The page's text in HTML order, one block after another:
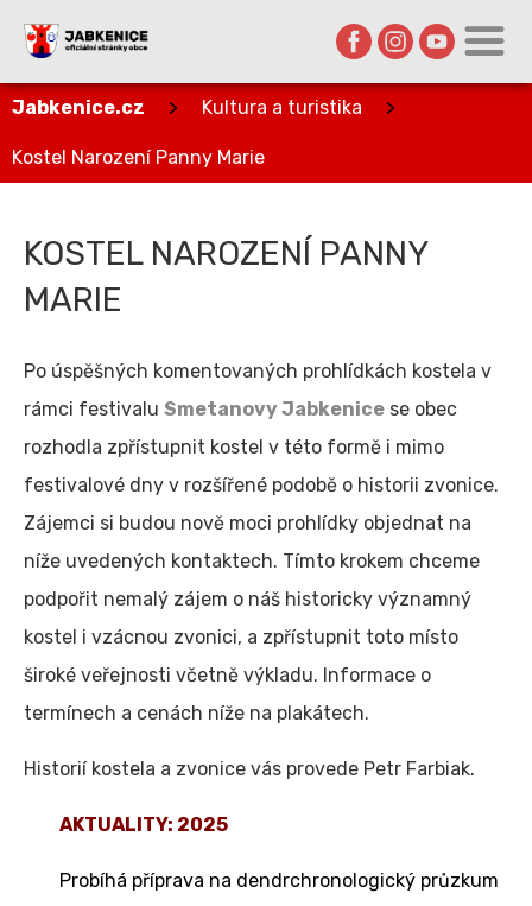
Jabkenice.cz > Kultura a turistika >
Kostel Narození Panny Marie
KOSTEL NAROZENÍ PANNY
MARIE
Po úspěšných komentovaných prohlídkách kostela v
rámci festivalu Smetanovy Jabkenice se obec
rozhodla zpřístupnit kostel v této formě i mimo
festivalové dny v rozšířené podobě o historii zvonice.
Zájemci si budou nově moci prohlídky objednat na
níže uvedených kontaktech. Tímto krokem chceme
podpořit nemalý zájem o náš historicky významný
kostel i vzácnou zvonici, a zpřístupnit toto místo
široké veřejnosti včetně výkladu. Informace o
termínech a cenách níže na plakátech.
Historií kostela a zvonice vás provede Petr Farbiak.
AKTUALITY: 2025
Probíhá příprava na dendrchronologický průzkum